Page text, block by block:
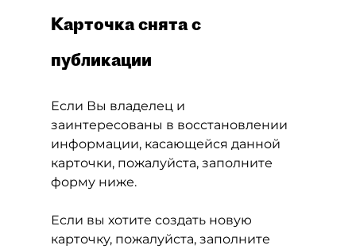
Карточка снята с
публикации
Если Вы владелец и
заинтересованы в восстановлении
информации, касающейся данной
карточки, пожалуйста, заполните
форму ниже.
Если вы хотите создать новую
карточку, пожалуйста, заполните